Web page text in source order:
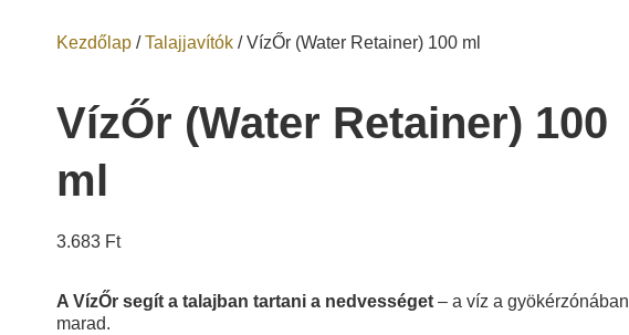
Kezdőlap /Talajjavítók / VízŐr (Water Retainer) 100 ml
VízŐr (Water Retainer) 100
ml
3.683 Ft
A VízŐr segít a talajban tartani a nedvességet – a víz a gyökérzónában
marad.